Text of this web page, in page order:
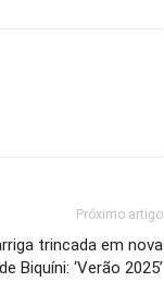
Próximo artigo
trincada em nova
Biquíni: ‘Verão 2025’